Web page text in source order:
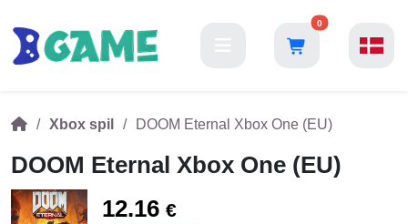
0
Xbox spil DOOM Eternal Xbox One (EU)
DOOM Eternal Xbox One (EU)
12.16 €